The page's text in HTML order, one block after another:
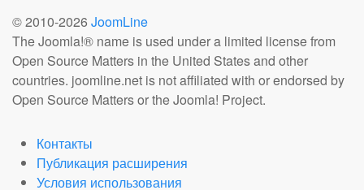
© 2010-2026 JoomLine
The Joomla!® name is used under a limited license from
Open Source Matters in the United States and other
countries. joomline.net is not affiliated with or endorsed by
Open Source Matters or the Joomla! Project.
Контакты
Публикация расширения
Условия использования